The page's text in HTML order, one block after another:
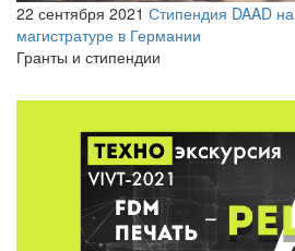
22 сентября 2021 Стипендия DAAD
магистратуре в Германии
Гранты и стипендии